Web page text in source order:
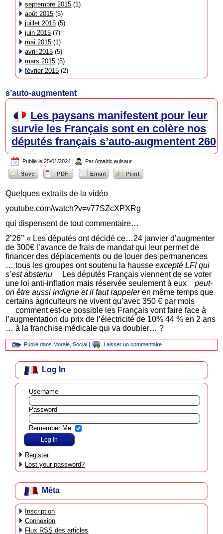
septembre 2015 (1)
août 2015 (5)
juillet 2015 (5)
juin 2015 (7)
mai 2015 (1)
avril 2015 (5)
mars 2015 (5)
février 2015 (2)
s’auto-augmentent
Les paysans manifestent pour leur
survie les Français sont en colère nos
députés français s’auto-augmentent 260
Publié le 25/01/2024 | Par Amalric eulsaur
Quelques extraits de la vidéo
youtube.com/watch?v=v77SZcXPXRg
qui dispensent de tout commentaire…
2’26’’ « Les députés ont décidé ce…24 janvier d’augmenter
de 300€ l’avance de frais de mandat qui leur permet de
financer des déplacements ou de louer des permanences
… tous les groupes ont soutenu la hausseexcepté LFI qui
s’est abstenu Les députés Français viennent de se voter
une loi anti-inflation mais réservée seulement à euxpeut-
on être aussi indigne et il faut rappeleren même temps que
certains agriculteurs ne vivent qu’avec 350 € par mois
comment est-ce possible les Français vont faire face à
l’augmentation du prix de l’électricité de 10% 44 % en 2 ans
… à la franchise médicale qui va doubler… ?
Publié dans Morale ,Social | Laisser un commentaire
Log In
Username
Password
Remember Me
Register
Lost your password?
Méta
Inscription
Connexion
Flux RSS des articles